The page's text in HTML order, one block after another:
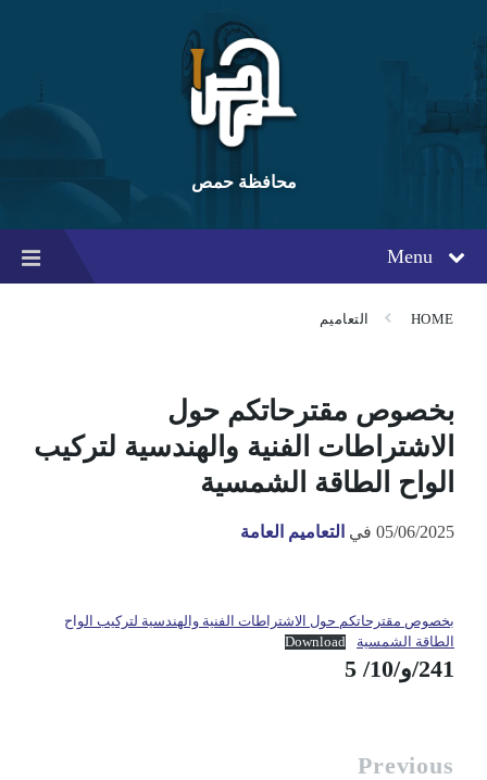
content
main
navigation
footer
محافظة حمص
Menu
HOME التعاميم
بخصوص مقترحاتكم حول
الاشتراطات الفنية والهندسية لتركيب
الواح الطاقة الشمسية
05/06/2025 في التعاميم العامة
بخصوص مقترحاتكم حول الاشتراطات الفنية والهندسية لتركيب الواح
الطاقة الشمسية
Download
241/و/10/ 5
Previous